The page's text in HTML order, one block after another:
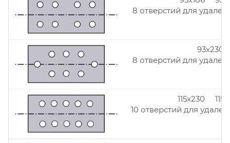
8 отверстий для
93x230
8 отверстий для
115x230
10 отверстий для